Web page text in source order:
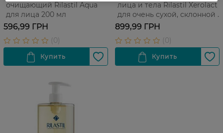
очищающий Rilastil Aqua
для лица 200 мл
596,99 ГРН
лица и тела Rilastil Xerolact
для очень сухой, склонной к
раздражениям и атопии
кожи 750 мл
899,99 ГРН